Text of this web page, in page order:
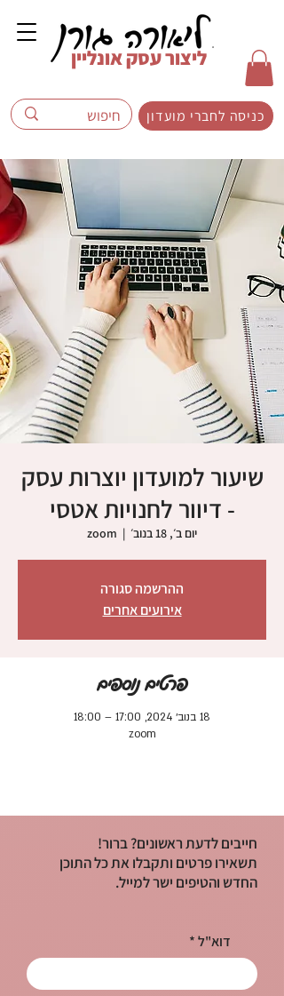
כניסה לחברי מועדון
ליצור עסק אונליין
שיעור למועדון יוצרות עסק
- דיוור לחנויות אטסי
יום ב׳, 18 בנוב׳
  |
zoom
ההרשמה סגורה
אירועים אחרים
פרטים נוספים
18 בנוב׳ 2024, 17:00 – 18:00
zoom
חייבים לדעת ראשונים? ברור!
תשאירו פרטים ותקבלו את כל התוכן
החדש והטיפים ישר למייל.
דוא"ל